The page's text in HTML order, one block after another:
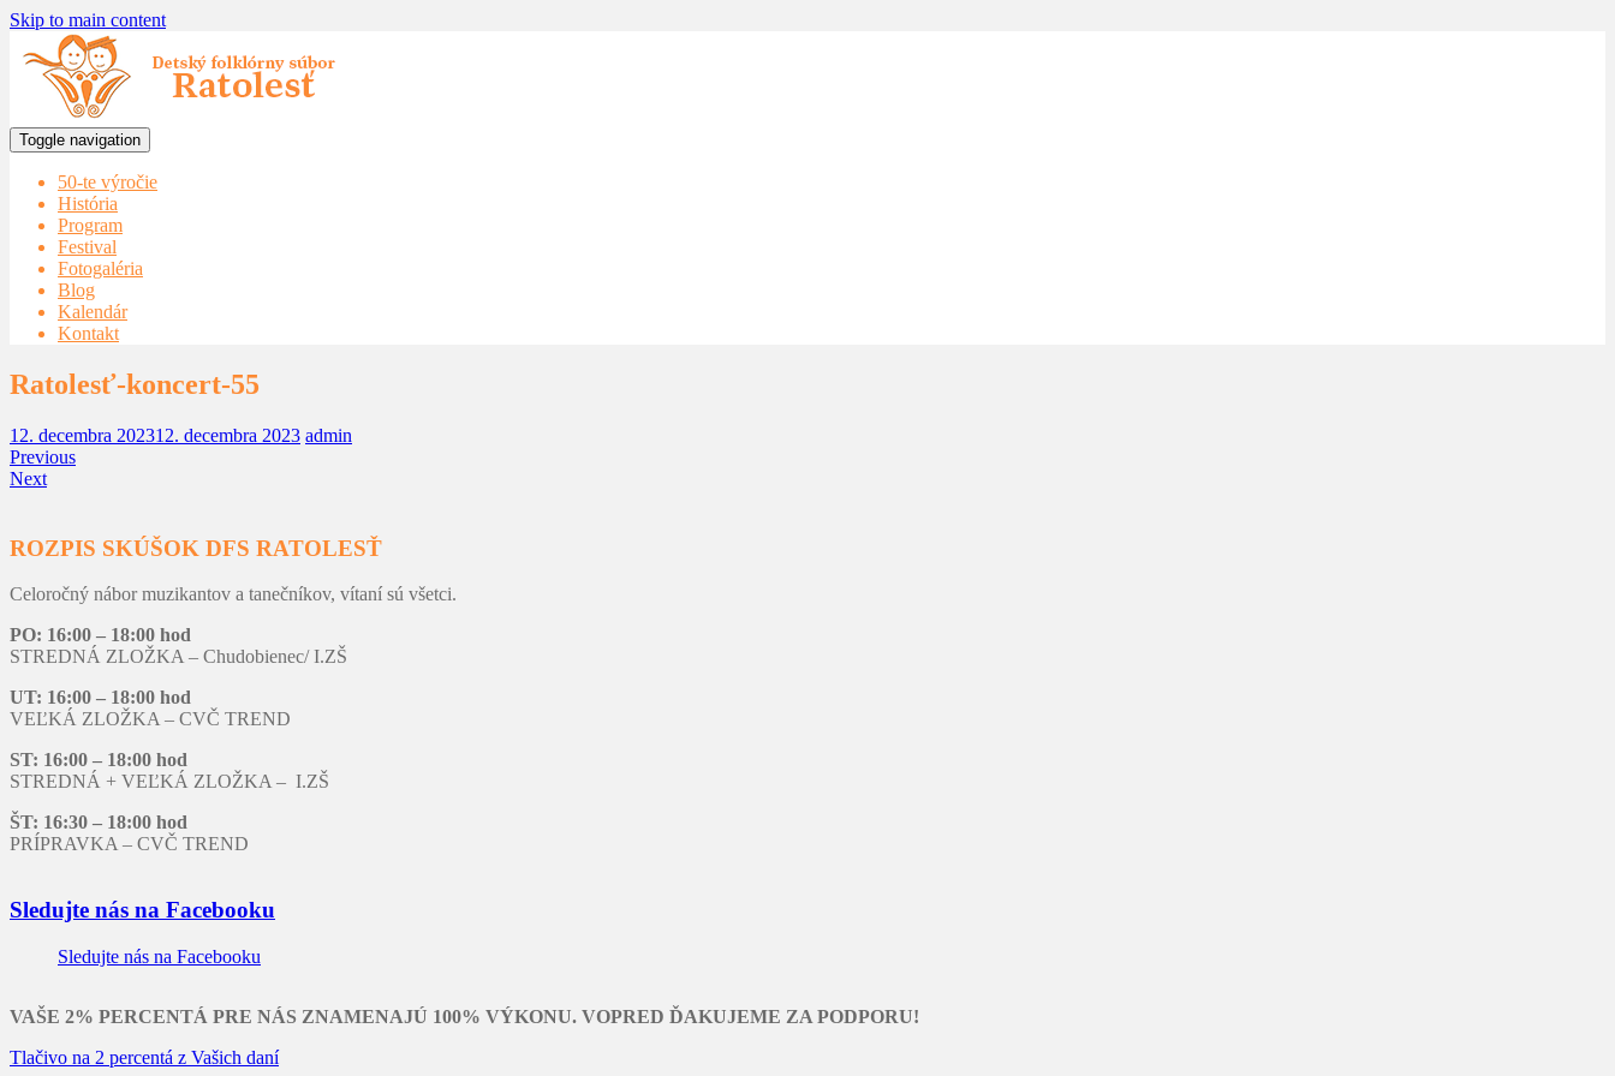
Skip to main content
Toggle navigation
50-te výročie
História
Program
Festival
Fotogaléria
Blog
Kalendár
Kontakt
Ratolesť-koncert-55
12. decembra 202312. decembra 2023 admin
Previous
Next
ROZPIS SKÚŠOK DFS RATOLESŤ
Celoročný nábor muzikantov a tanečníkov, vítaní sú všetci.
PO: 16:00 – 18:00 hod
STREDNÁ ZLOŽKA – Chudobienec/ I.ZŠ
UT: 16:00 – 18:00 hod
VEĽKÁ ZLOŽKA – CVČ TREND
ST: 16:00 – 18:00 hod
STREDNÁ + VEĽKÁ ZLOŽKA – I.ZŠ
ŠT: 16:30 – 18:00 hod
PRÍPRAVKA – CVČ TREND
Sledujte nás na Facebooku
Sledujte nás na Facebooku
VAŠE 2% PERCENTÁ PRE NÁS ZNAMENAJÚ 100% VÝKONU. VOPRED ĎAKUJEME ZA PODPORU!
Tlačivo na 2 percentá z Vašich daní